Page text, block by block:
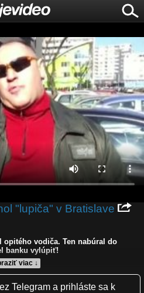
"lupiča" v Bratislave
viac ↓
vodiča. Ten nabúral do
banku vylúpiť!
Telegram a prihláste sa k